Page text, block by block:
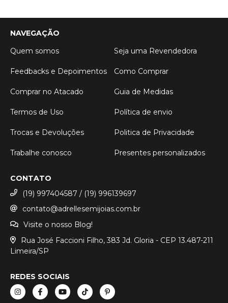
NAVEGAÇÃO
Quem somos
Seja uma Revendedora
Feedbacks e Depoimentos Como Comprar
Comprar no Atacado Guia de Medidas
Termos de Uso Política de envio
Trocas e Devoluções Politica de Privacidade
Trabalhe conosco Presentes personalizados
CONTATO
(19) 997404587 / (19) 996139697
contato@adrellesemijoias.com.br
Visite o nosso Blog!
Rua José Faccioni Filho, 383 Jd. Gloria - CEP 13.487-211
Limeira/SP
REDES SOCIAIS